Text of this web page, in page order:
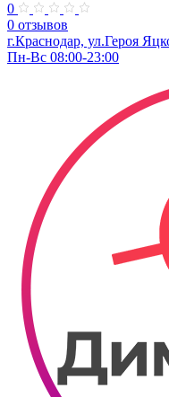
0
0 отзывов
г.Краснодар, ул.Героя
Пн-Вс 08:00-23:00